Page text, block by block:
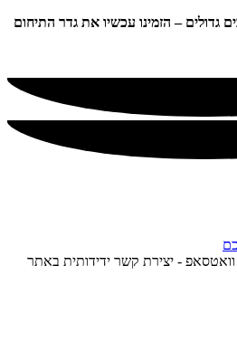
גדולים – הזמינו עכשיו את גדר התיחום